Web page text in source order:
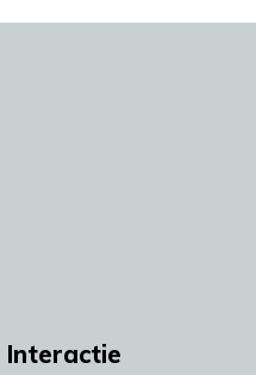
Interactie